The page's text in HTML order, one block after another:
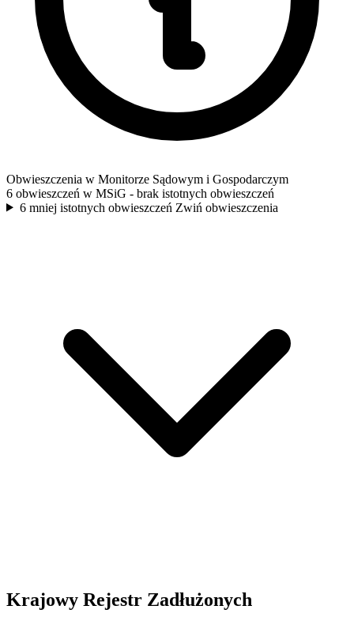
Obwieszczenia w Monitorze Sądowym i Gospodarczym
6 obwieszczeń w MSiG - brak istotnych obwieszczeń
6 mniej istotnych obwieszczeń Zwiń obwieszczenia
Krajowy Rejestr Zadłużonych